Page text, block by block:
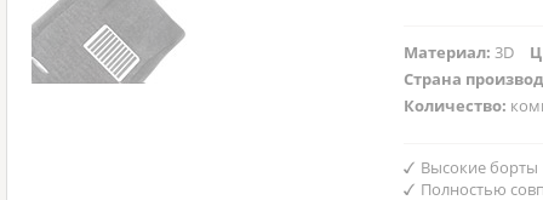
Материал:3D
Страна
Количество:
Высокие борты
Полностью